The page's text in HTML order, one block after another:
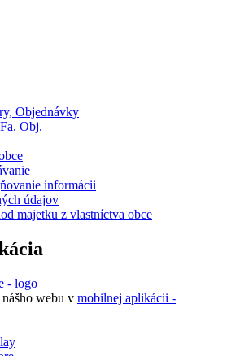
Objednávky
Obj.
informácii
údajov
majetku z vlastníctva obce
webu v mobilnej aplikácii -